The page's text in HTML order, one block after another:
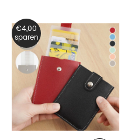
€4,00
sparen